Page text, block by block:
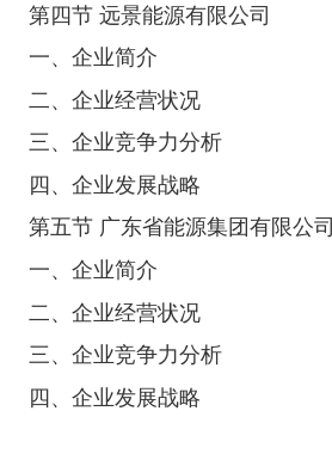
第四节 远景能源有限公司
一、企业简介
二、企业经营状况
三、企业竞争力分析
四、企业发展战略
第五节 广东省能源集团有限公司
一、企业简介
二、企业经营状况
三、企业竞争力分析
四、企业发展战略